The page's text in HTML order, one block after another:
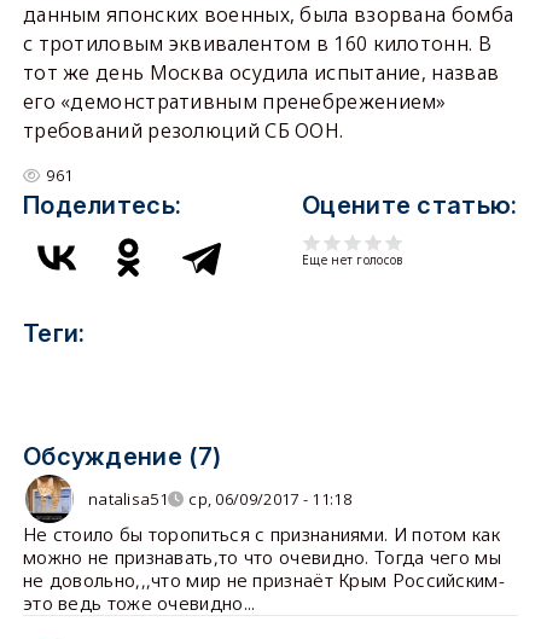
данным японских военных, была взорвана бомба
с тротиловым эквивалентом в 160 килотонн. В
тот же день Москва осудила испытание, назвав
его «демонстративным пренебрежением»
требований резолюций СБ ООН.
961
Поделитесь: Оцените статью:
Еще нет голосов
Теги:
Обсуждение (7)
natalisa51 ср, 06/09/2017 - 11:18
Не стоило бы торопиться с признаниями. И потом как
можно не признавать,то что очевидно. Тогда чего мы
не довольно,,,что мир не признаёт Крым Российским-
это ведь тоже очевидно...